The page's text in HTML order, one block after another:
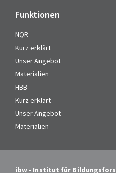
Funktionen
NQR
Kurz erklärt
Unser Angebot
Materialien
HBB
Kurz erklärt
Unser Angebot
Materialien
ibw - Institut für